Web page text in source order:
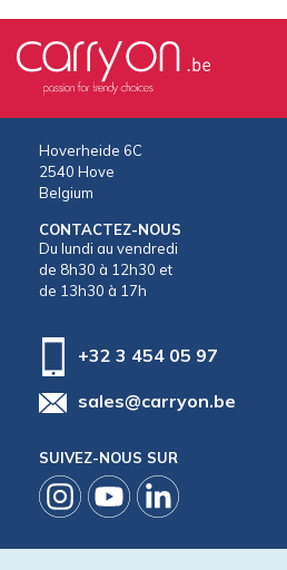
Hoverheide 6C
2540 Hove
Belgium
CONTACTEZ-NOUS
Du lundi au vendredi
de 8h30 à 12h30 et
de 13h30 à 17h
+32 3 454 05 97
sales@carryon.be
SUIVEZ-NOUS SUR